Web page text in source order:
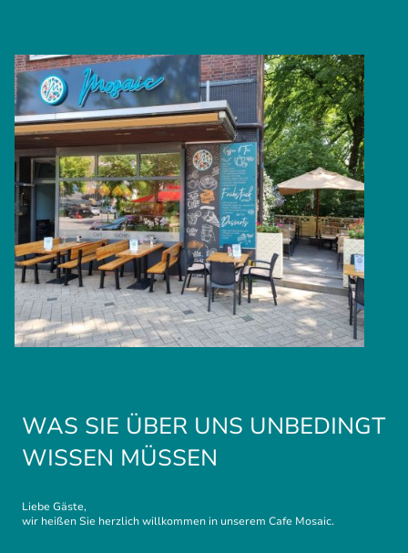
WAS SIE ÜBER UNS UNBEDINGT
WISSEN MÜSSEN
Liebe Gäste,
wir heißen Sie herzlich willkommen in unserem Cafe Mosaic.